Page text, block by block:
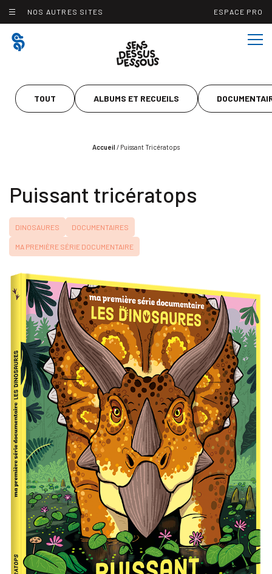
NOS AUTRES SITES ESPACE PRO
TOUT ALBUMS ET RECUEILS
Accueil / Puissant Tricératops
Puissant tricératops
DINOSAURES DOCUMENTAIRES
MA PREMIÈRE SÉRIE DOCUMENTAIRE